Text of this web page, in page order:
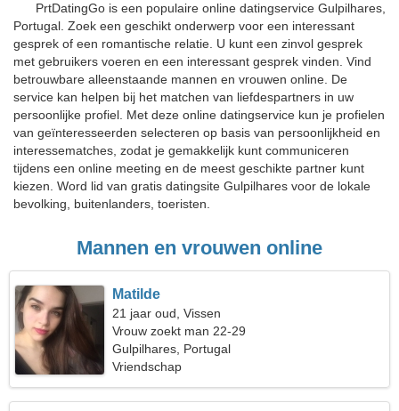
PrtDatingGo is een populaire online datingservice Gulpilhares,
Portugal. Zoek een geschikt onderwerp voor een interessant
gesprek of een romantische relatie. U kunt een zinvol gesprek
met gebruikers voeren en een interessant gesprek vinden. Vind
betrouwbare alleenstaande mannen en vrouwen online. De
service kan helpen bij het matchen van liefdespartners in uw
persoonlijke profiel. Met deze online datingservice kun je profielen
van geïnteresseerden selecteren op basis van persoonlijkheid en
interessematches, zodat je gemakkelijk kunt communiceren
tijdens een online meeting en de meest geschikte partner kunt
kiezen. Word lid van gratis datingsite Gulpilhares voor de lokale
bevolking, buitenlanders, toeristen.
Mannen en vrouwen online
Matilde
21 jaar oud, Vissen
Vrouw zoekt man 22-29
Gulpilhares, Portugal
Vriendschap